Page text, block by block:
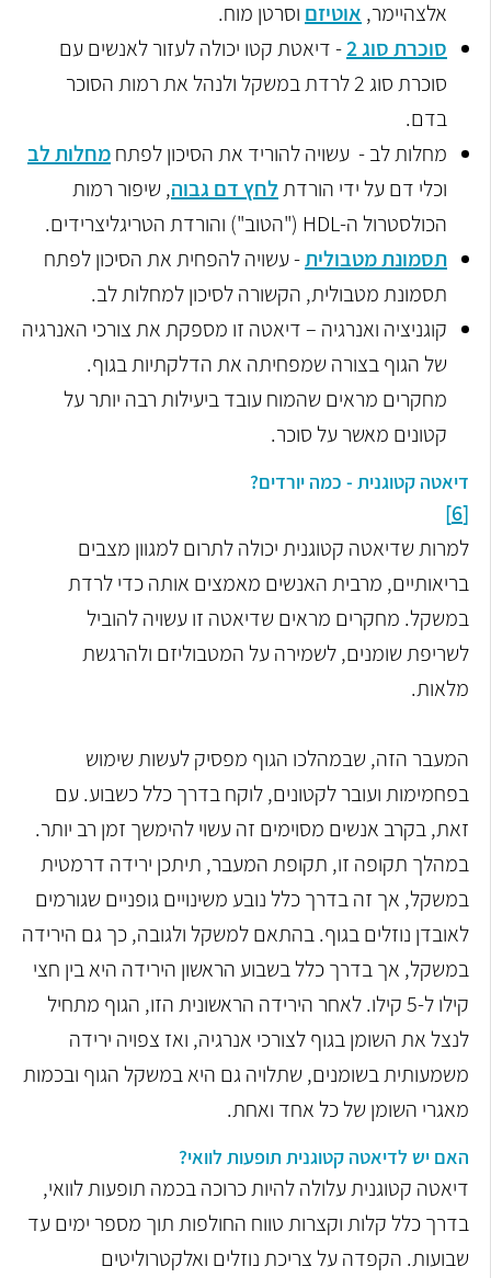
אלצהיימר, אוטיזם וסרטן מוח.
סוכרת סוג 2
- דיאטת קטו יכולה לעזור לאנשים עם
סוכרת סוג 2 לרדת במשקל ולנהל את רמות הסוכר
בדם.
מחלות לב - עשויה להוריד את הסיכון לפתחמחלות לב
וכלי דם על ידי הורדתלחץ דם גבוה, שיפור רמות
הכולסטרול ה-HDL ("הטוב") והורדת הטריגליצרידים.
תסמונת מטבולית- עשויה להפחית את הסיכון לפתח
תסמונת מטבולית, הקשורה לסיכון למחלות לב.
קוגניציה ואנרגיה – דיאטה זו מספקת את צורכי האנרגיה
של הגוף בצורה שמפחיתה את הדלקתיות בגוף.
מחקרים מראים שהמוח עובד ביעילות רבה יותר על
קטונים מאשר על סוכר.
דיאטה קטוגנית - כמה יורדים?
[6]
למרות שדיאטה קטוגנית יכולה לתרום למגוון מצבים
בריאותיים, מרבית האנשים מאמצים אותה כדי לרדת
במשקל. מחקרים מראים שדיאטה זו עשויה להוביל
לשריפת שומנים, לשמירה על המטבוליזם ולהרגשת
מלאות.
המעבר הזה, שבמהלכו הגוף מפסיק לעשות שימוש
בפחמימות ועובר לקטונים, לוקח בדרך כלל כשבוע. עם
זאת, בקרב אנשים מסוימים זה עשוי להימשך זמן רב יותר.
במהלך תקופה זו, תקופת המעבר, תיתכן ירידה דרמטית
במשקל, אך זה בדרך כלל נובע משינויים גופניים שגורמים
לאובדן נוזלים בגוף. בהתאם למשקל ולגובה, כך גם הירידה
במשקל, אך בדרך כלל בשבוע הראשון הירידה היא בין חצי
קילו ל-5 קילו. לאחר הירידה הראשונית הזו, הגוף מתחיל
לנצל את השומן בגוף לצורכי אנרגיה, ואז צפויה ירידה
משמעותית בשומנים, שתלויה גם היא במשקל הגוף ובכמות
מאגרי השומן של כל אחד ואחת.
האם יש לדיאטה קטוגנית תופעות לוואי?
דיאטה קטוגנית עלולה להיות כרוכה בכמה תופעות לוואי,
בדרך כלל קלות וקצרות טווח החולפות תוך מספר ימים עד
שבועות. הקפדה על צריכת נוזלים ואלקטרוליטים